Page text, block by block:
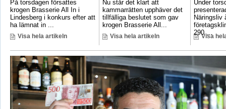
På torsdagen försattes
krogen Brasserie All In i
Lindesberg i konkurs efter att
ha lämnat in ...
Visa hela artikeln
Nu står det klart att
kammarrätten upphäver det
tillfälliga beslutet som gav
krogen Brasserie All...
Visa hela artikeln
Under
Näringsliv
290 ...
Visa